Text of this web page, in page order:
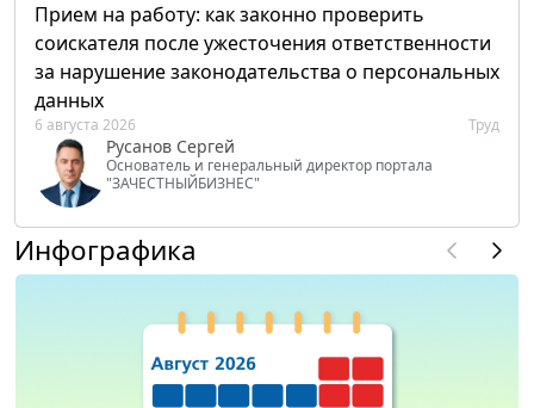
Прием на работу: как законно проверить
соискателя после ужесточения ответственности
за нарушение законодательства о персональных
данных
6 августа 2026 Труд
Русанов Сергей
Основатель и генеральный директор портала
"ЗАЧЕСТНЫЙБИЗНЕС"
Инфографика